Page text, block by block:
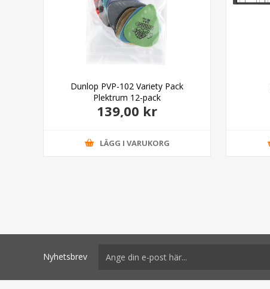
Dunlop PVP-102 Variety Pack
Plektrum 12-pack
139,00 kr
LÄGG I VARUKORG
Nyhetsbrev